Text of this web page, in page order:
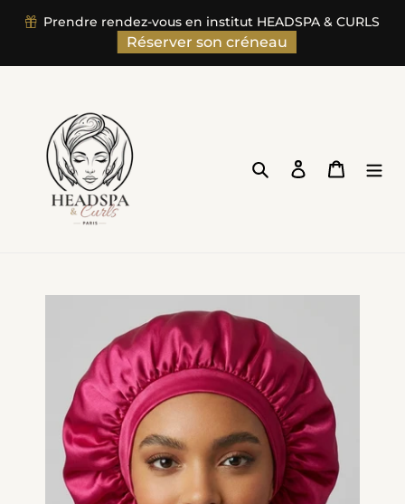
Passer
contenu
Prendre rendez-vous en institut HEADSPA & CURLS
Réserver son créneau
RechercherSe connecter
Panier